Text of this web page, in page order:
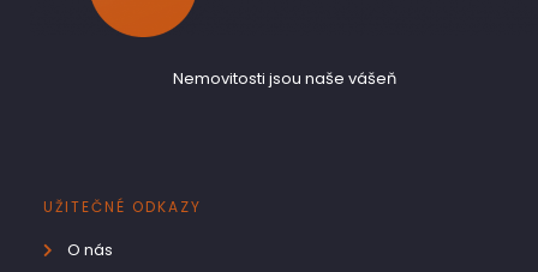
Nemovitosti jsou naše vášeň
UŽITEČNÉ ODKAZY
O nás